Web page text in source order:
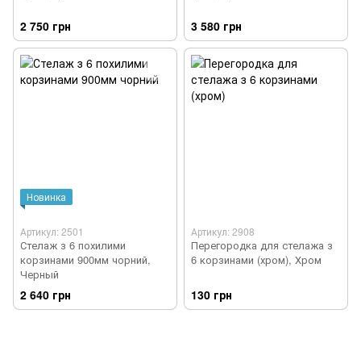
2 750 грн 3 580 грн
Новинка
Артикул: 2501
Стелаж з 6 похилими
корзинами 900мм чорний,
Черный
2 640 грн
Артикул: 2908
Перегородка для стелажа з
6 корзинами (хром), Хром
130 грн